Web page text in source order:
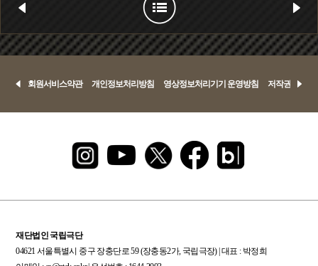
회원서비스약관 개인정보처리방침 영상정보처리기기 운영방침 저작권정책
재단법인 국립극단
04621 서울특별시 중구 장충단로 59 (장충동2가, 국립극장) | 대표 : 박정희